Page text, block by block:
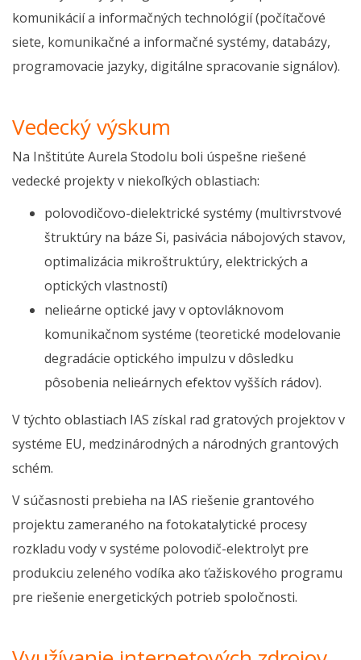
komunikácií a informačných technológií (počítačové
siete, komunikačné a informačné systémy, databázy,
programovacie jazyky, digitálne spracovanie signálov).
Vedecký výskum
Na Inštitúte Aurela Stodolu boli úspešne riešené
vedecké projekty v niekoľkých oblastiach:
polovodičovo-dielektrické systémy (multivrstvové
štruktúry na báze Si, pasivácia nábojových stavov,
optimalizácia mikroštruktúry, elektrických a
optických vlastností)
nelieárne optické javy v optovláknovom
komunikačnom systéme (teoretické modelovanie
degradácie optického impulzu v dôsledku
pôsobenia nelieárnych efektov vyšších rádov).
V týchto oblastiach IAS získal rad gratových projektov v
systéme EU, medzinárodných a národných grantových
schém.
V súčasnosti prebieha na IAS riešenie grantového
projektu zameraného na fotokatalytické procesy
rozkladu vody v systéme polovodič-elektrolyt pre
produkciu zeleného vodíka ako ťažiskového programu
pre riešenie energetických potrieb spoločnosti.